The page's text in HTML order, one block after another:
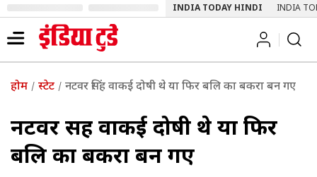
INDIA TODAY HINDI INDIA
होम स्टेट नटवर सिंह वाकई दोषी थे या फिर बलि का बकरा बन गए
नटवर सिंह वाकई दोषी थे या फिर
बलि का बकरा बन गए